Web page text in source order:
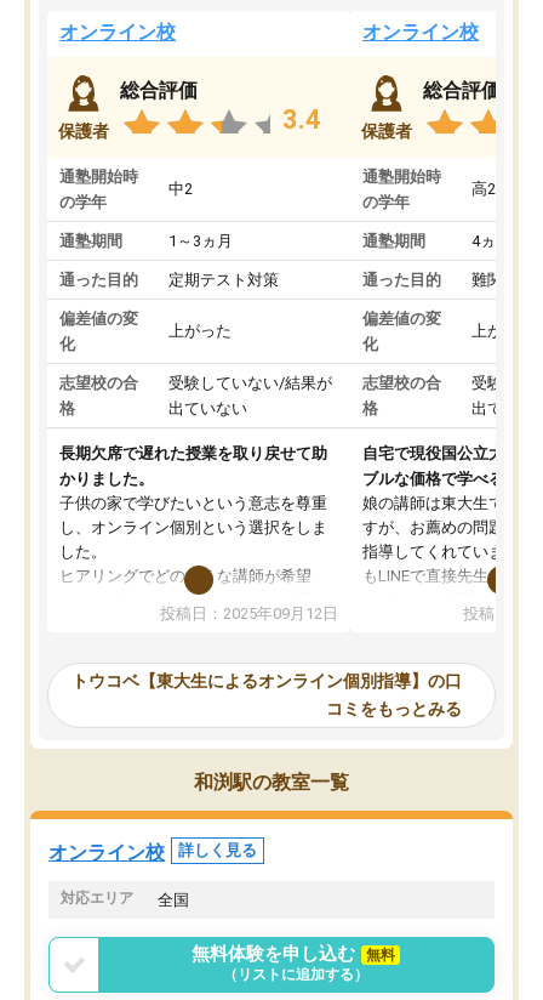
オンライン校
保護者
総合評価
3.4
通塾開始時
の学年
中2
通塾期間 1～3ヵ月
通った目的 定期テスト対策
偏差値の変
化
上がった
志望校の合
格
受験していない/結果が
出ていない
長期欠席で遅れた授業を取り戻せて助
かりました。
子供の家で学びたいという意志を尊重
し、オンライン個別という選択をしま
した。
ヒアリングでどのような講師が希望
か、オプションは付帯するかなど選ぶ
事が出来ました。
ーティングを行い、その講師で良いか
見てから講師を決定する事ができま
す。
うちの子は、初回面談の講師の方で決
オンラインツールを使用した単語帳の
共有があり宿題もそちらで出される形
でした。
言う事で講師変更の申し出があり、あ
まりに短期での変更だった為、塾に通
う事にして退会しました。遅れも取り
投稿日：2025年09月12日
オンライン校
保護者
総合評価
通塾開始時
の学年
高2
通塾期間 4ヵ月～1
通った目的 難関私立
偏差値の変
化
上がった
志望校の合
格
受験して
出ていな
自宅で現役国公立大学生
ブルな価格で学べる
娘の講師は東大生では無
すが、お薦めの問題集や
指導してくれています。
もLINEで直接先生に質問
めれるので、個人に合
いなのがあり(有料)、受
ことをどんなスケジュー
くか相談したのですが、
ち期待したものではなく
くなってきたようなので
投稿日：
トウコベ【東大生によるオンライン個別指導】の口
コミをもっとみる
和渕駅の教室一覧
オンライン校 詳しく見る
対応エリア 全国
無料体験を申し込む
無料
（リストに追加する）